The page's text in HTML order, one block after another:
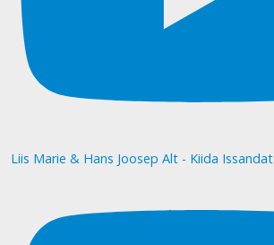
Liis Marie & Hans Joosep Alt - Kiida Issandat